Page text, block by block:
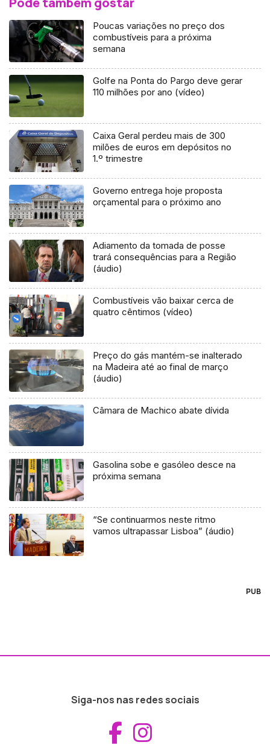
Poucas variações no preço dos
combustíveis para a próxima
semana
Golfe na Ponta do Pargo deve gerar
110 milhões por ano (vídeo)
Caixa Geral perdeu mais de 300
milões de euros em depósitos no
1.º trimestre
Governo entrega hoje proposta
orçamental para o próximo ano
Adiamento da tomada de posse
trará consequências para a Região
(áudio)
Combustíveis vão baixar cerca de
quatro cêntimos (vídeo)
Preço do gás mantém-se inalterado
na Madeira até ao final de março
(áudio)
Câmara de Machico abate dívida
Gasolina sobe e gasóleo desce na
próxima semana
“Se continuarmos neste ritmo
vamos ultrapassar Lisboa” (áudio)
PUB
Siga-nos nas redes sociais
Aceder ao